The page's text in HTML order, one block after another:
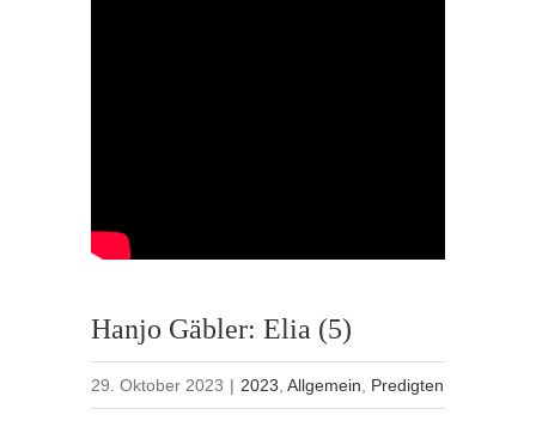
Hanjo Gäbler: Elia (5)
29. Oktober 2023 | 2023 ,Allgemein Predigten